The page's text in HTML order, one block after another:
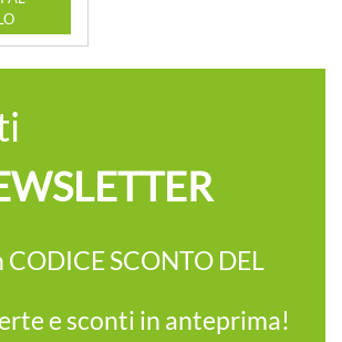
SCONTO DEL
e sconti in anteprima!